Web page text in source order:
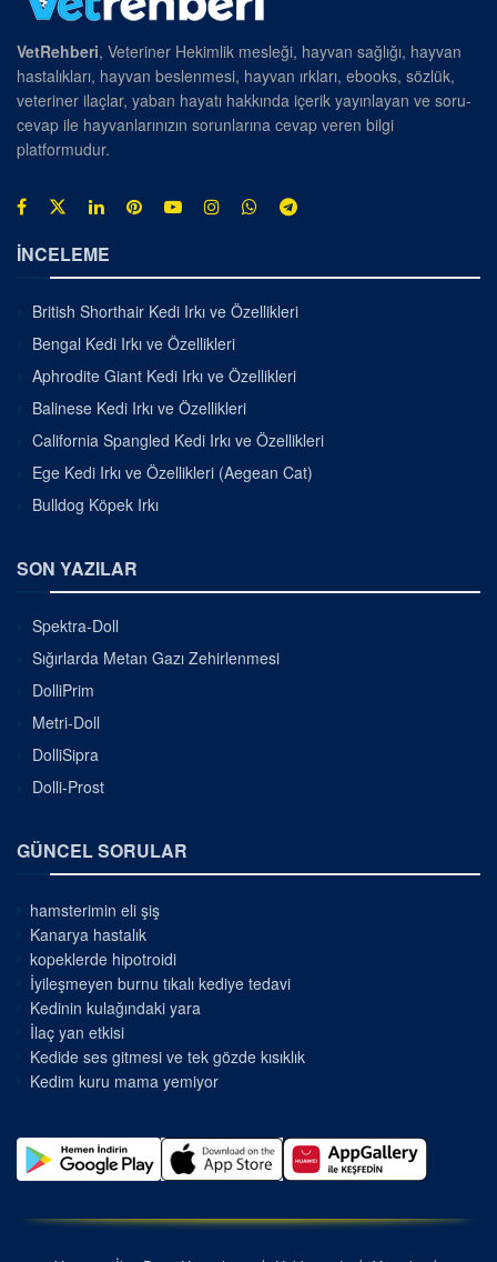
VetRehberi, Veteriner Hekimlik mesleği, hayvan sağlığı, hayvan
hastalıkları, hayvan beslenmesi, hayvan ırkları, ebooks, sözlük,
veteriner ilaçlar, yaban hayatı hakkında içerik yayınlayan ve soru-
cevap ile hayvanlarınızın sorunlarına cevap veren bilgi
platformudur.
İNCELEME
British Shorthair Kedi Irkı ve Özellikleri
Bengal Kedi Irkı ve Özellikleri
Aphrodite Giant Kedi Irkı ve Özellikleri
Balinese Kedi Irkı ve Özellikleri
California Spangled Kedi Irkı ve Özellikleri
Ege Kedi Irkı ve Özellikleri (Aegean Cat)
Bulldog Köpek Irkı
SON YAZILAR
Spektra-Doll
Sığırlarda Metan Gazı Zehirlenmesi
DolliPrim
Metri-Doll
DolliSipra
Dolli-Prost
GÜNCEL SORULAR
hamsterimin eli şiş
Kanarya hastalık
kopeklerde hipotroidi
İyileşmeyen burnu tıkalı kediye tedavi
Kedinin kulağındaki yara
İlaç yan etkisi
Kedide ses gitmesi ve tek gözde kısıklık
Kedim kuru mama yemiyor